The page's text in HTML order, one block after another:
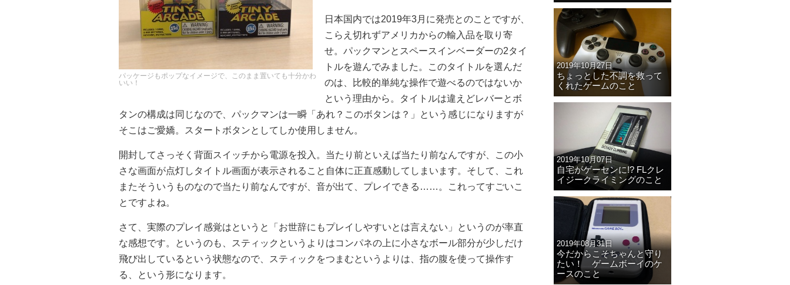
パッケージもポップなイメージで、このまま置いても十分かわ
いい！
日本国内では2019年3月に発売とのことですが、
こらえ切れずアメリカからの輸入品を取り寄
せ。パックマンとスペースインベーダーの2タイ
トルを遊んでみました。このタイトルを選んだ
のは、比較的単純な操作で遊べるのではないか
という理由から。タイトルは違えどレバーとボ
タンの構成は同じなので、パックマンは一瞬「あれ？このボタンは？」という感じになりますが
そこはご愛嬌。スタートボタンとしてしか使用しません。
開封してさっそく背面スイッチから電源を投入。当たり前といえば当たり前なんですが、この小
さな画面が点灯しタイトル画面が表示されること自体に正直感動してしまいます。そして、これ
またそういうものなので当たり前なんですが、音が出て、プレイできる……。これってすごいこ
とですよね。
さて、実際のプレイ感覚はというと「お世辞にもプレイしやすいとは言えない」というのが率直
な感想です。というのも、スティックというよりはコンパネの上に小さなボール部分が少しだけ
飛び出しているという状態なので、スティックをつまむというよりは、指の腹を使って操作す
る、という形になります。
2019年10月27日
ちょっとした不調を救って
くれたゲームのこと
2019年10月07日
自宅がゲーセンに!? FLクレ
イジークライミングのこと
2019年08月31日
今だからこそちゃんと守り
たい！ ゲームボーイのケ
ースのこと